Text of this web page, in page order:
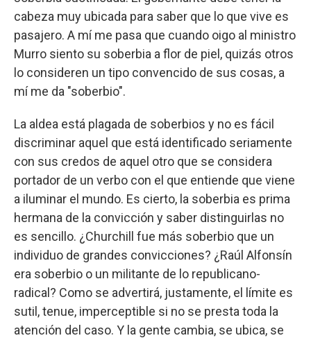
cabeza muy ubicada para saber que lo que vive es
pasajero. A mí me pasa que cuando oigo al ministro
Murro siento su soberbia a flor de piel, quizás otros
lo consideren un tipo convencido de sus cosas, a
mí me da "soberbio".
La aldea está plagada de soberbios y no es fácil
discriminar aquel que está identificado seriamente
con sus credos de aquel otro que se considera
portador de un verbo con el que entiende que viene
a iluminar el mundo. Es cierto, la soberbia es prima
hermana de la convicción y saber distinguirlas no
es sencillo. ¿Churchill fue más soberbio que un
individuo de grandes convicciones? ¿Raúl Alfonsín
era soberbio o un militante de lo republicano-
radical? Como se advertirá, justamente, el límite es
sutil, tenue, imperceptible si no se presta toda la
atención del caso. Y la gente cambia, se ubica, se